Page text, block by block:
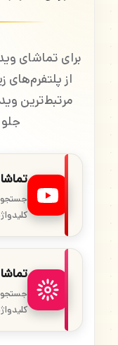
برای تماشای
از پلتفرم‌های
مرتبط‌ترین